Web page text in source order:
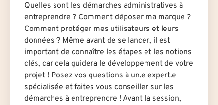
Quelles sont les démarches administratives à
entreprendre ? Comment déposer ma marque ?
Comment protéger mes utilisateurs et leurs
données ? Même avant de se lancer, il est
important de connaître les étapes et les notions
clés, car cela guidera le développement de votre
projet ! Posez vos questions à un.e expert.e
spécialisé·e et faites vous conseiller sur les
démarches à entreprendre ! Avant la session,